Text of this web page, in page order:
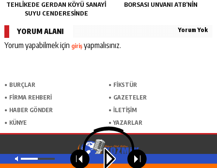
TEHLİKEDE GERDAN KÖYÜ SANAYİ
SUYU CENDERESİNDE
BORSASI UNVANI ATB’NİN
YORUM ALANI Yorum Yok
Yorum yapabilmek için girişyapmalısınız.
BURÇLAR
FİKSTÜR
FİRMA REHBERİ
GAZETELER
HABER GÖNDER
İLETİŞİM
KÜNYE
YAZARLAR